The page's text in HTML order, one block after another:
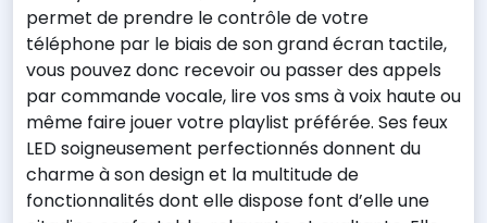
permet de prendre le contrôle de votre
téléphone par le biais de son grand écran tactile,
vous pouvez donc recevoir ou passer des appels
par commande vocale, lire vos sms à voix haute ou
même faire jouer votre playlist préférée. Ses feux
LED soigneusement perfectionnés donnent du
charme à son design et la multitude de
fonctionnalités dont elle dispose font d’elle une